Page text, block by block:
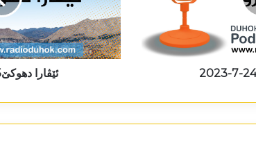
ئێڤارا دھوکێ25-7-2023